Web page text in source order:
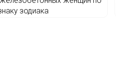
зодиака